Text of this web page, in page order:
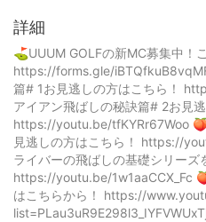
詳細
⛳️UUUM GOLFの新MC募集中！
https://forms.gle/
篇# 1お見逃しの方はこちら！
アイアン飛ばしの秘訣篇# 2お見
https://youtu.be/tfKYRr67Woo
見逃しの方はこちら！ https://
ライバーの飛ばしの基礎シリーズ
https://youtu.be/1w1aaCCX_Fc
はこちらから！ https://